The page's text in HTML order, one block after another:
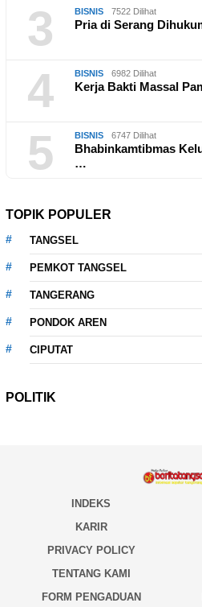
3 BISNIS 7522 Dilihat
Pria di Serang
4 BISNIS 6982 Dilihat
Kerja Bakti Massal
5 BISNIS 6747 Dilihat
Bhabinkamtibmas
…
TOPIK POPULER
TANGSEL
PEMKOT TANGSEL
TANGERANG
PONDOK AREN
CIPUTAT
POLITIK
INDEKS
KARIR
PRIVACY POLICY
TENTANG KAMI
FORM PENGADUAN